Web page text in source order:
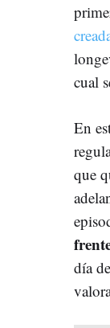
cual
En
que
día